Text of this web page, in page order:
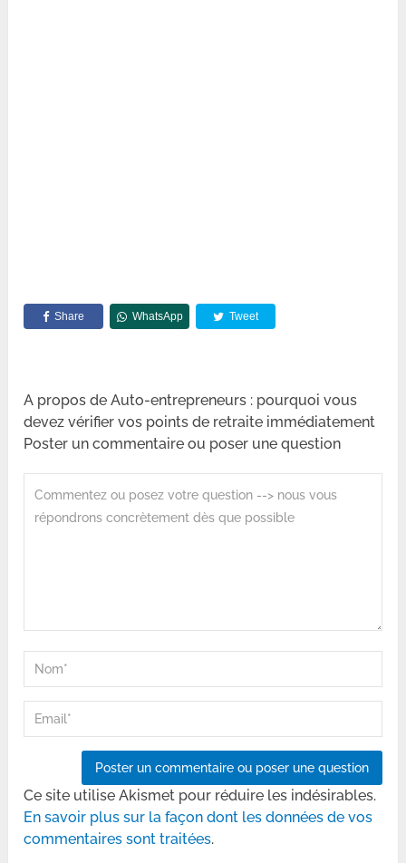
Share WhatsApp Tweet
A propos de Auto-entrepreneurs : pourquoi vous
devez vérifier vos points de retraite immédiatement
Poster un commentaire ou poser une question
Ce site utilise Akismet pour réduire les indésirables.
En savoir plus sur la façon dont les données de vos
commentaires sont traitées.